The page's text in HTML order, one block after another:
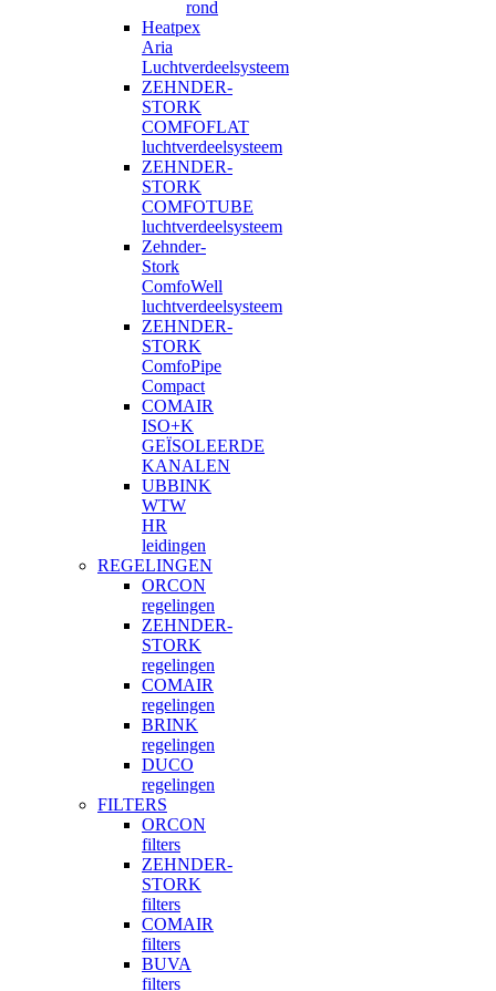
rond
Heatpex
Aria
Luchtverdeelsysteem
ZEHNDER-
STORK
COMFOFLAT
luchtverdeelsysteem
ZEHNDER-
STORK
COMFOTUBE
luchtverdeelsysteem
Zehnder-
Stork
ComfoWell
luchtverdeelsysteem
ZEHNDER-
STORK
ComfoPipe
Compact
COMAIR
ISO+K
GEÏSOLEERDE
KANALEN
UBBINK
WTW
HR
leidingen
REGELINGEN
ORCON
regelingen
ZEHNDER-
STORK
regelingen
COMAIR
regelingen
BRINK
regelingen
DUCO
regelingen
FILTERS
ORCON
filters
ZEHNDER-
STORK
filters
COMAIR
filters
BUVA
filters